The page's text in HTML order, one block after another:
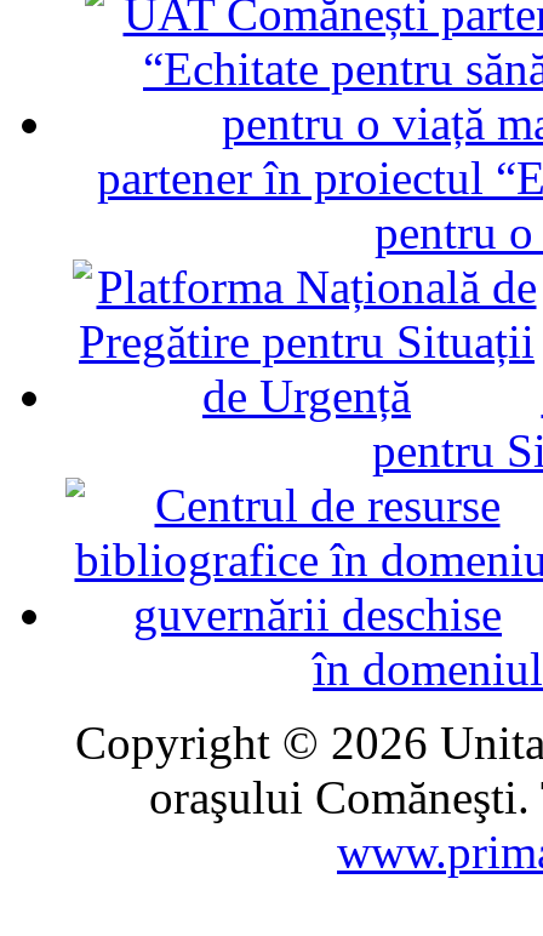
partener în proiectul
pentru
pentru
în
Copyright © 2026
oraşului